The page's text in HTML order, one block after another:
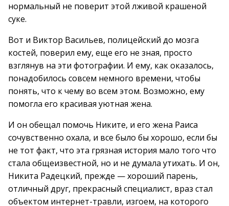
нормальный не поверит этой лживой крашеной
суке.
Вот и Виктор Васильев, полицейский до мозга
костей, поверил ему, еще его не зная, просто
взглянув на эти фотографии. И ему, как оказалось,
понадобилось совсем немного времени, чтобы
понять, что к чему во всем этом. Возможно, ему
помогла его красивая уютная жена.
И он обещал помочь Никите, и его жена Раиса
сочувственно охала, и все было бы хорошо, если бы
не тот факт, что эта грязная история мало того что
стала общеизвестной, но и не думала утихать. И он,
Никита Радецкий, прежде — хороший парень,
отличный друг, прекрасный специалист, враз стал
объектом интернет-травли, изгоем, на которого